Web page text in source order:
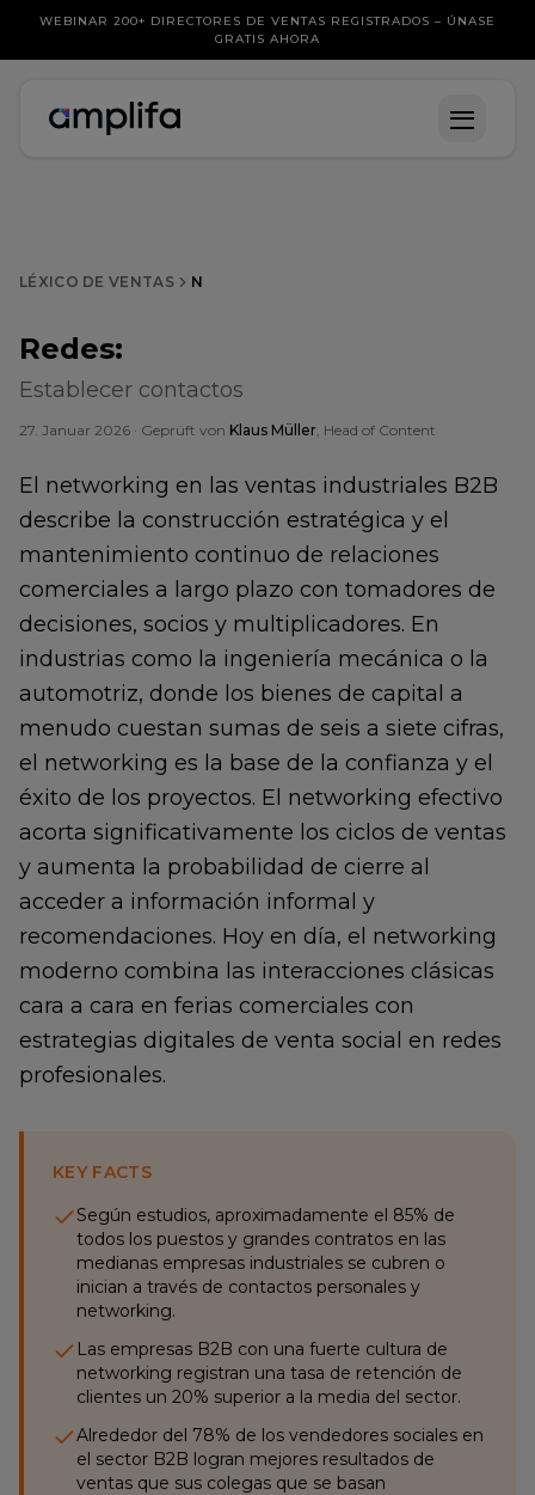
WEBINAR 200+ DIRECTORES DE VENTAS REGISTRADOS – ÚNASE
GRATIS AHORA
LÉXICO DE VENTAS N
Redes:
Establecer contactos
27. Januar 2026 · Geprüft von Klaus Müller, Head of Content
El networking en las ventas industriales B2B
describe la construcción estratégica y el
mantenimiento continuo de relaciones
comerciales a largo plazo con tomadores de
decisiones, socios y multiplicadores. En
industrias como la ingeniería mecánica o la
automotriz, donde los bienes de capital a
menudo cuestan sumas de seis a siete cifras,
el networking es la base de la confianza y el
éxito de los proyectos. El networking efectivo
acorta significativamente los ciclos de ventas
y aumenta la probabilidad de cierre al
acceder a información informal y
recomendaciones. Hoy en día, el networking
moderno combina las interacciones clásicas
cara a cara en ferias comerciales con
estrategias digitales de venta social en redes
profesionales.
KEY FACTS
Según estudios, aproximadamente el 85% de
todos los puestos y grandes contratos en las
medianas empresas industriales se cubren o
inician a través de contactos personales y
networking.
Las empresas B2B con una fuerte cultura de
networking registran una tasa de retención de
clientes un 20% superior a la media del sector.
Alrededor del 78% de los vendedores sociales en
el sector B2B logran mejores resultados de
ventas que sus colegas que se basan